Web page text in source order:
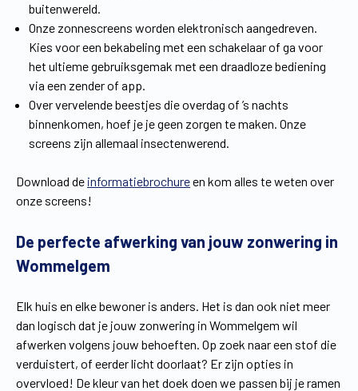
buitenwereld.
Onze zonnescreens worden elektronisch aangedreven.
Kies voor een bekabeling met een schakelaar of ga voor
het ultieme gebruiksgemak met een draadloze bediening
via een zender of app.
Over vervelende beestjes die overdag of ’s nachts
binnenkomen, hoef je je geen zorgen te maken. Onze
screens zijn allemaal insectenwerend.
Download de informatiebrochureen kom alles te weten over
onze screens!
De perfecte afwerking van jouw zonwering in
Wommelgem
Elk huis en elke bewoner is anders. Het is dan ook niet meer
dan logisch dat je jouw zonwering in Wommelgem wil
afwerken volgens jouw behoeften. Op zoek naar een stof die
verduistert, of eerder licht doorlaat? Er zijn opties in
overvloed! De kleur van het doek doen we passen bij je ramen